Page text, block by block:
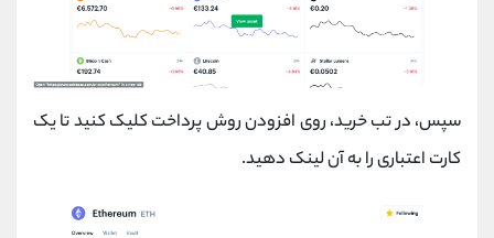
سپس، در تب خرید، روی افزودن روش پرداخت کلیک کنید تا یک
کارت اعتباری را به آن لینک دهید.